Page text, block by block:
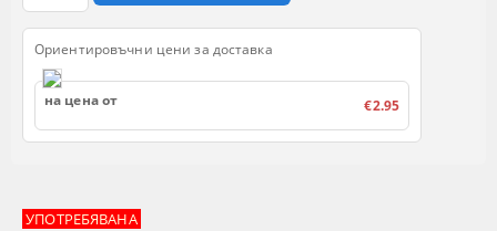
УПОТРЕБЯВАНА
Ориентировъчни цени за доставка
на цена от €2.95